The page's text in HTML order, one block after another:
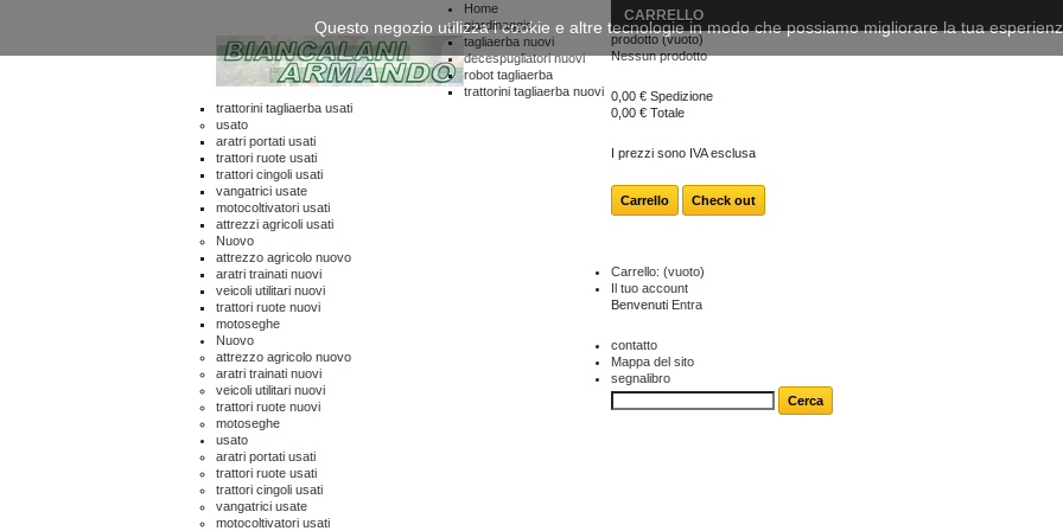
CARRELLO
prodotto (vuoto)
Nessun prodotto
0,00 € Spedizione
0,00 € Totale
I prezzi sono IVA esclusa
Carrello Check out
Carrello: (vuoto)
Il tuo account
Benvenuti Entra
contatto
Mappa del sito
segnalibro
Home
giardinaggio
tagliaerba nuovi
decespugliatori nuovi
robot tagliaerba
trattorini tagliaerba nuovi
trattorini tagliaerba usati
usato
aratri portati usati
trattori ruote usati
trattori cingoli usati
vangatrici usate
motocoltivatori usati
attrezzi agricoli usati
Nuovo
attrezzo agricolo nuovo
aratri trainati nuovi
veicoli utilitari nuovi
trattori ruote nuovi
motoseghe
Nuovo
attrezzo agricolo nuovo
aratri trainati nuovi
veicoli utilitari nuovi
trattori ruote nuovi
motoseghe
usato
aratri portati usati
trattori ruote usati
trattori cingoli usati
vangatrici usate
motocoltivatori usati
Questo negozio utilizza i cookie e altre tecnologie in modo che possiamo migliorare la tua